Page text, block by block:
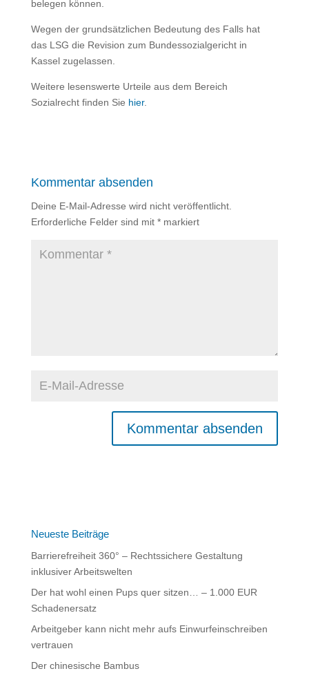
belegen können.
Wegen der grundsätzlichen Bedeutung des Falls hat
das LSG die Revision zum Bundessozialgericht in
Kassel zugelassen.
Weitere lesenswerte Urteile aus dem Bereich
Sozialrecht finden Sie hier.
Kommentar absenden
Deine E-Mail-Adresse wird nicht veröffentlicht.
Erforderliche Felder sind mit *markiert
n
v
e
:
Neueste Beiträge
Barrierefreiheit 360° – Rechtssichere Gestaltung
inklusiver Arbeitswelten
Der hat wohl einen Pups quer sitzen… – 1.000 EUR
Schadenersatz
Arbeitgeber kann nicht mehr aufs Einwurfeinschreiben
vertrauen
Der chinesische Bambus